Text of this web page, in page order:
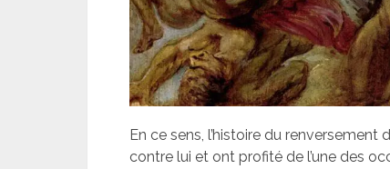
En ce sens, l’histoire du
contre lui et ont profité de l’une des